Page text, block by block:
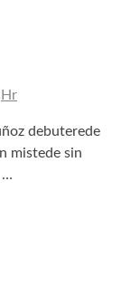
Hr
debuterede
mistede sin
…